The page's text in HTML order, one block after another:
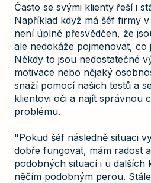
Často se svými klienty řeší i
Například když má šéf firmy
není úplně přesvědčen, že
ale nedokáže pojmenovat, co
Někdy to jsou nedostatečné
motivace nebo nějaký
snaží pomocí našich testů a
klientovi oči a najít správnou
problému.
"Pokud šéf následně situaci
dobře fungovat, mám radost
podobných situací i u dalších
něčím podobným perou.